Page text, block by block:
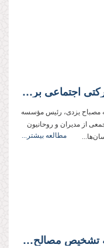
علامه مصباح: انقلاب اسلامی حرکتی اجتماعی برای احیای دین به‌عنوان مسئله‌ای جدی در زندگی انسان بود
مصباح یزدی، رئیس مؤسسه
از مدیران و روحانیون
مطالعه بیشتر...
علامه مصباح: وظیفه ولی جامعه تشخیص مصالح و بیان آن‌ها، و وظیفه ما اطاعت است